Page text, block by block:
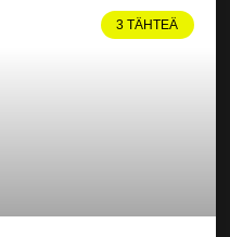
3 TÄHTEÄ